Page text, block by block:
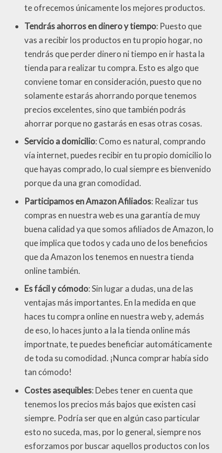
te ofrecemos únicamente los mejores productos.
Tendrás ahorros en dinero y tiempo: Puesto que
vas a recibir los productos en tu propio hogar, no
tendrás que perder dinero ni tiempo en ir hasta la
tienda para realizar tu compra. Esto es algo que
conviene tomar en consideración, puesto que no
solamente estarás ahorrando porque tenemos
precios excelentes, sino que también podrás
ahorrar porque no gastarás en esas otras cosas.
Servicio a domicilio: Como es natural, comprando
vía internet, puedes recibir en tu propio domicilio lo
que hayas comprado, lo cual siempre es bienvenido
porque da una gran comodidad.
Participamos en Amazon Afiliados: Realizar tus
compras en nuestra web es una garantía de muy
buena calidad ya que somos afiliados de Amazon, lo
que implica que todos y cada uno de los beneficios
que da Amazon los tenemos en nuestra tienda
online también.
Es fácil y cómodo: Sin lugar a dudas, una de las
ventajas más importantes. En la medida en que
haces tu compra online en nuestra web y, además
de eso, lo haces junto a la la tienda online más
importnate, te puedes beneficiar automáticamente
de toda su comodidad. ¡Nunca comprar había sido
tan cómodo!
Costes asequibles: Debes tener en cuenta que
tenemos los precios más bajos que existen casi
siempre. Podría ser que en algún caso particular
esto no suceda, mas, por lo general, siempre nos
esforzamos por buscar aquellos productos con los